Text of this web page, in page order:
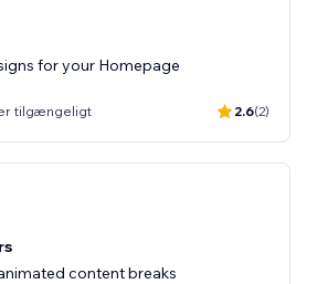
for your Homepage
tilgængeligt 2.6(2)
content breaks